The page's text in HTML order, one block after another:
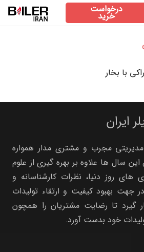
درخواست
خرید
با بخار
ایران
مدیریتی مجرب و مشتری مدار همواره
سال ها علاوه بر بهره گیری از علوم
های روز دنیا، نظرات کارشناسانه و
جهت بهبود کیفیت و ارتقاء تولیدات
گیرد تا رضایت مشتریان را همچون
خود بدست آورد.